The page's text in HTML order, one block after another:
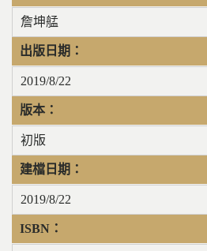
詹坤艋
出版日期：
2019/8/22
版本：
初版
建檔日期：
2019/8/22
ISBN：